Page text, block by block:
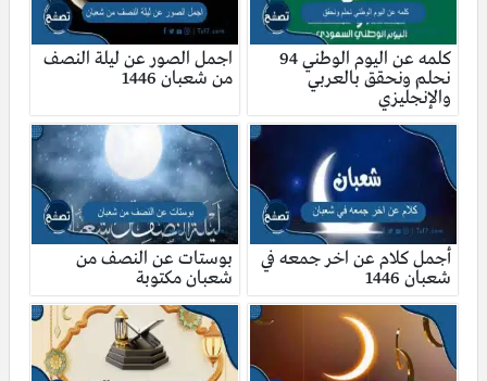
كلمه عن اليوم الوطني 94
نحلم ونحقق بالعربي
والإنجليزي
اجمل الصور عن ليلة النصف
من شعبان 1446
أجمل كلام عن اخر جمعه في
شعبان 1446
بوستات عن النصف من
شعبان مكتوبة